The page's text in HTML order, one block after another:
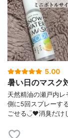
5.00
暑い日のマスク
天然精油の瀬戸内レ
側に5回スプレーす
ごせる◡̈♥︎消臭だけ